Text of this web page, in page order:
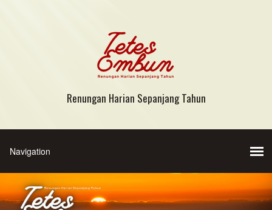
Renungan Harian Sepanjang Tahun